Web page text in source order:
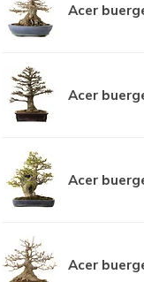
Acer
Acer
Acer
Acer